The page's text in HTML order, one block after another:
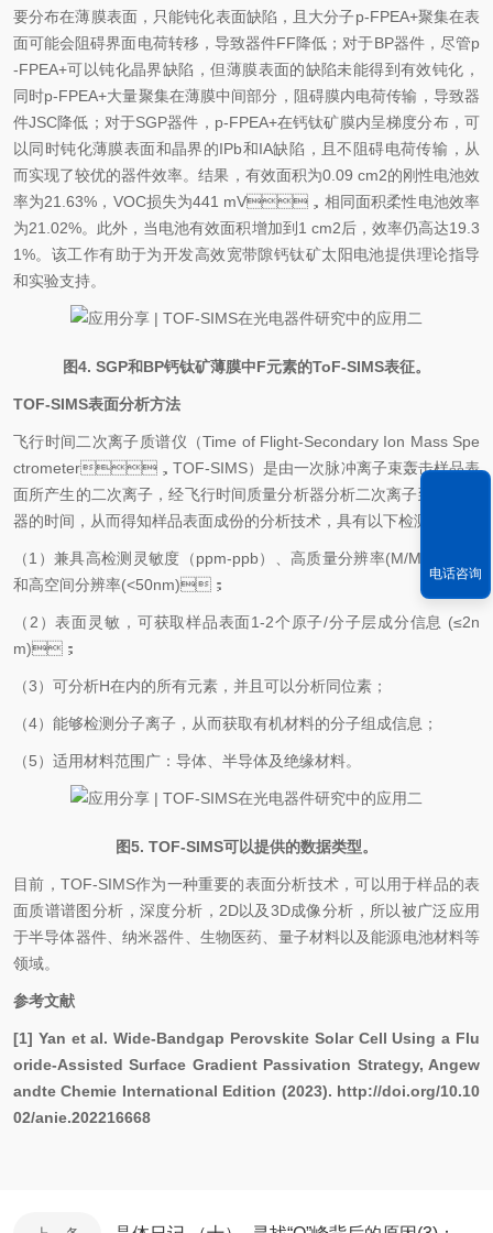
要分布在薄膜表面，只能钝化表面缺陷，且大分子p-FPEA+聚集在表
面可能会阻碍界面电荷转移，导致器件FF降低；对于BP器件，尽管p
-FPEA+可以钝化晶界缺陷，但薄膜表面的缺陷未能得到有效钝化，
同时p-FPEA+大量聚集在薄膜中间部分，阻碍膜内电荷传输，导致器
件JSC降低；对于SGP器件，p-FPEA+在钙钛矿膜内呈梯度分布，可
以同时钝化薄膜表面和晶界的IPb和IA缺陷，且不阻碍电荷传输，从
而实现了较优的器件效率。结果，有效面积为0.09 cm2的刚性电池效
率为21.63%，VOC损失为441 mV，相同面积柔性电池效率
为21.02%。此外，当电池有效面积增加到1 cm2后，效率仍高达19.3
1%。该工作有助于为开发高效宽带隙钙钛矿太阳电池提供理论指导
和实验支持。
图4. SGP和BP钙钛矿薄膜中F元素的ToF-SIMS表征。
TOF-SIMS表面分析方法
飞行时间二次离子质谱仪（Time of Flight-Secondary Ion Mass Spe
ctrometer，TOF-SIMS）是由一次脉冲离子束轰击样品表
面所产生的二次离子，经飞行时间质量分析器分析二次离子到达探测
器的时间，从而得知样品表面成份的分析技术，具有以下检测优势：
（1）兼具高检测灵敏度（ppm-ppb）、高质量分辨率(M/M>16000)
和高空间分辨率(<50nm)；
（2）表面灵敏，可获取样品表面1-2个原子/分子层成分信息 (≤2n
m)；
（3）可分析H在内的所有元素，并且可以分析同位素；
（4）能够检测分子离子，从而获取有机材料的分子组成信息；
（5）适用材料范围广：导体、半导体及绝缘材料。
图5. TOF-SIMS可以提供的数据类型。
目前，TOF-SIMS作为一种重要的表面分析技术，可以用于样品的表
面质谱谱图分析，深度分析，2D以及3D成像分析，所以被广泛应用
于半导体器件、纳米器件、生物医药、量子材料以及能源电池材料等
领域。
参考文献
[1] Yan et al. Wide-Bandgap Perovskite Solar Cell Using a Flu
oride-Assisted Surface Gradient Passivation Strategy, Angew
andte Chemie International Edition (2023). http://doi.org/10.10
02/anie.202216668
电话咨询